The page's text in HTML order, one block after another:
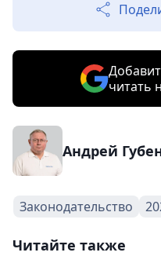
читать
Андрей
Законодательство
Читайте также